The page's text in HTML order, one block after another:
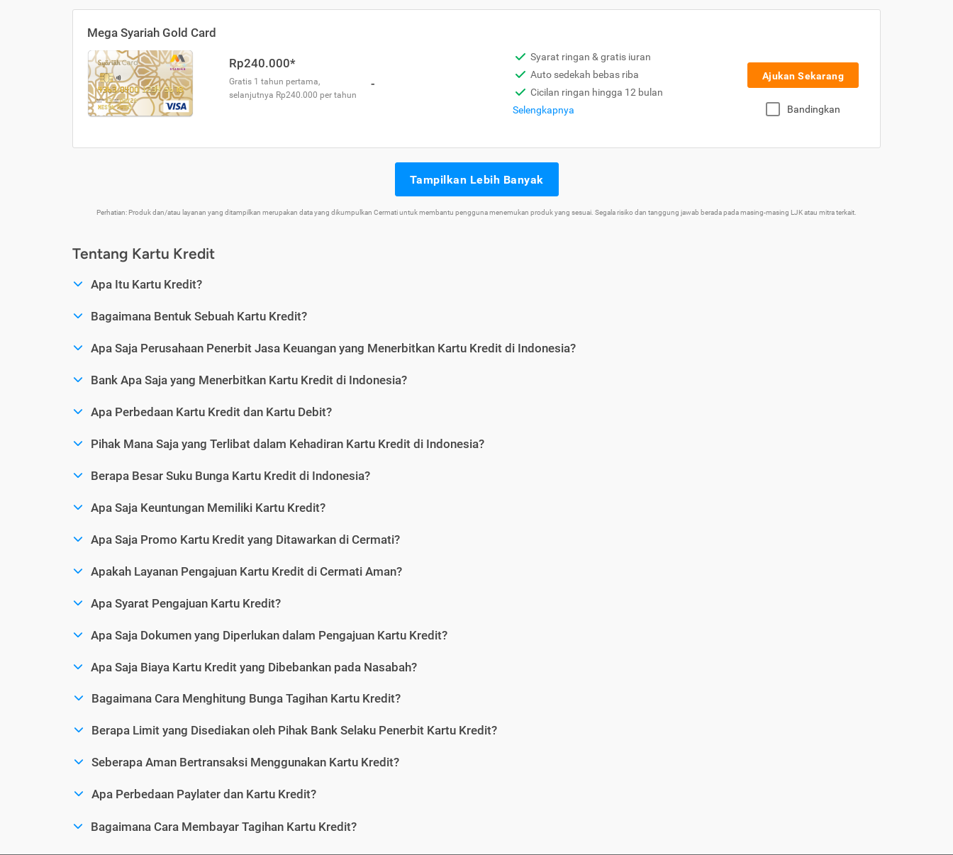
Mega Syariah Gold Card
Rp240.000*
Gratis 1 tahun pertama,
selanjutnya Rp240.000 per tahun
-
Syarat ringan & gratis iuran
Auto sedekah bebas riba
Cicilan ringan hingga 12 bulan
Selengkapnya
Ajukan Sekarang
Bandingkan
Tampilkan Lebih Banyak
Perhatian: Produk dan/atau layanan yang ditampilkan merupakan data yang dikumpulkan Cermati untuk membantu pengguna menemukan produk yang sesuai. Segala risiko dan tanggung jawab berada pada masing-masing LJK atau mitra terkait.
Tentang Kartu Kredit
Apa Itu Kartu Kredit?
Bagaimana Bentuk Sebuah Kartu Kredit?
Apa Saja Perusahaan Penerbit Jasa Keuangan yang Menerbitkan Kartu Kredit di Indonesia?
Bank Apa Saja yang Menerbitkan Kartu Kredit di Indonesia?
Apa Perbedaan Kartu Kredit dan Kartu Debit?
Pihak Mana Saja yang Terlibat dalam Kehadiran Kartu Kredit di Indonesia?
Berapa Besar Suku Bunga Kartu Kredit di Indonesia?
Apa Saja Keuntungan Memiliki Kartu Kredit?
Apa Saja Promo Kartu Kredit yang Ditawarkan di Cermati?
Apakah Layanan Pengajuan Kartu Kredit di Cermati Aman?
Apa Syarat Pengajuan Kartu Kredit?
Apa Saja Dokumen yang Diperlukan dalam Pengajuan Kartu Kredit?
Apa Saja Biaya Kartu Kredit yang Dibebankan pada Nasabah?
Bagaimana Cara Menghitung Bunga Tagihan Kartu Kredit?
Berapa Limit yang Disediakan oleh Pihak Bank Selaku Penerbit Kartu Kredit?
Seberapa Aman Bertransaksi Menggunakan Kartu Kredit?
Apa Perbedaan Paylater dan Kartu Kredit?
Bagaimana Cara Membayar Tagihan Kartu Kredit?